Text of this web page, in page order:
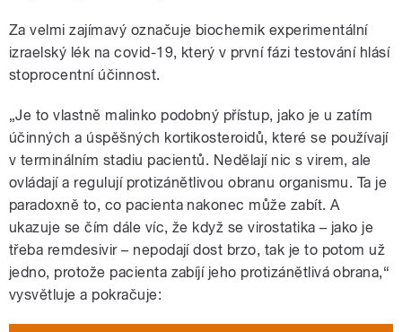
Za velmi zajímavý označuje biochemik experimentální
izraelský lék na covid-19, který v první fázi testování hlásí
stoprocentní účinnost.
„Je to vlastně malinko podobný přístup, jako je u zatím
účinných a úspěšných kortikosteroidů, které se používají
v terminálním stadiu pacientů. Nedělají nic s virem, ale
ovládají a regulují protizánětlivou obranu organismu. Ta je
paradoxně to, co pacienta nakonec může zabít. A
ukazuje se čím dále víc, že když se virostatika – jako je
třeba remdesivir– nepodají dost brzo, tak je to potom už
jedno, protože pacienta zabíjí jeho protizánětlivá obrana,“
vysvětluje a pokračuje: